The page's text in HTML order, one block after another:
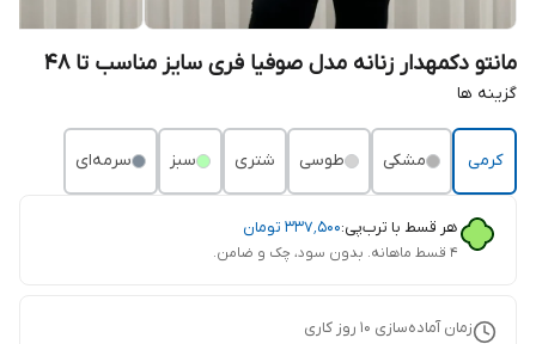
مانتو دکمهدار زنانه مدل صوفیا فری سایز مناسب تا 48
گزینه ها
کرمی مشکی طوسی شتری سبز سرمه‌ای
هر قسط با ترب‌پی:۳۳۷٬۵۰۰ تومان
۴ قسط ماهانه. بدون سود، چک و ضامن.
زمان آماده‌سازی 10 روز کاری